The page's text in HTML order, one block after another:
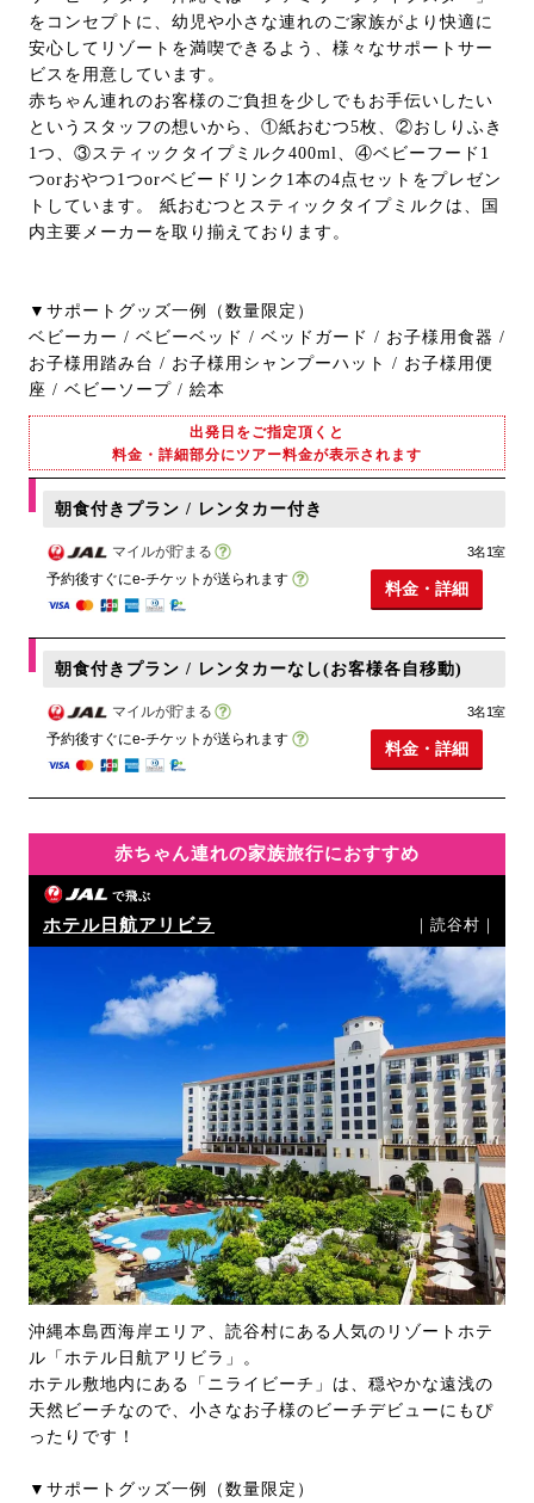
をコンセプトに、幼児や小さな連れのご家族がより快適に
安心してリゾートを満喫できるよう、様々なサポートサー
ビスを用意しています。
赤ちゃん連れのお客様のご負担を少しでもお手伝いしたい
というスタッフの想いから、①紙おむつ5枚、②おしりふき
1つ、③スティックタイプミルク400ml、④ベビーフード1
つorおやつ1つorベビードリンク1本の4点セットをプレゼン
トしています。 紙おむつとスティックタイプミルクは、国
内主要メーカーを取り揃えております。
▼サポートグッズ一例（数量限定）
ベビーカー / ベビーベッド / ベッドガード / お子様用食器 /
お子様用踏み台 / お子様用シャンプーハット / お子様用便
座 / ベビーソープ / 絵本
出発日をご指定頂くと
料金・詳細部分にツアー料金が表示されます
朝食付きプラン / レンタカー付き
マイルが貯まる
予約後すぐにe-チケットが送られます
3名1室
料金・詳細
朝食付きプラン / レンタカーなし(お客様各自移動)
マイルが貯まる
予約後すぐにe-チケットが送られます
3名1室
料金・詳細
赤ちゃん連れの家族旅行におすすめ
で飛ぶ
ホテル日航アリビラ ｜読谷村｜
沖縄本島西海岸エリア、読谷村にある人気のリゾートホテ
ル「ホテル日航アリビラ」。
ホテル敷地内にある「ニライビーチ」は、穏やかな遠浅の
天然ビーチなので、小さなお子様のビーチデビューにもぴ
ったりです！
▼サポートグッズ一例（数量限定）